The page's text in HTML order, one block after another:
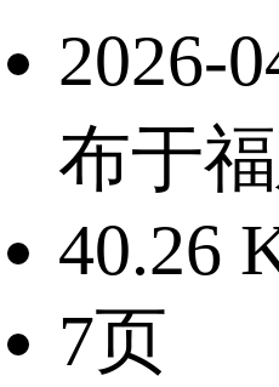
2026-
布于
40.26
7页